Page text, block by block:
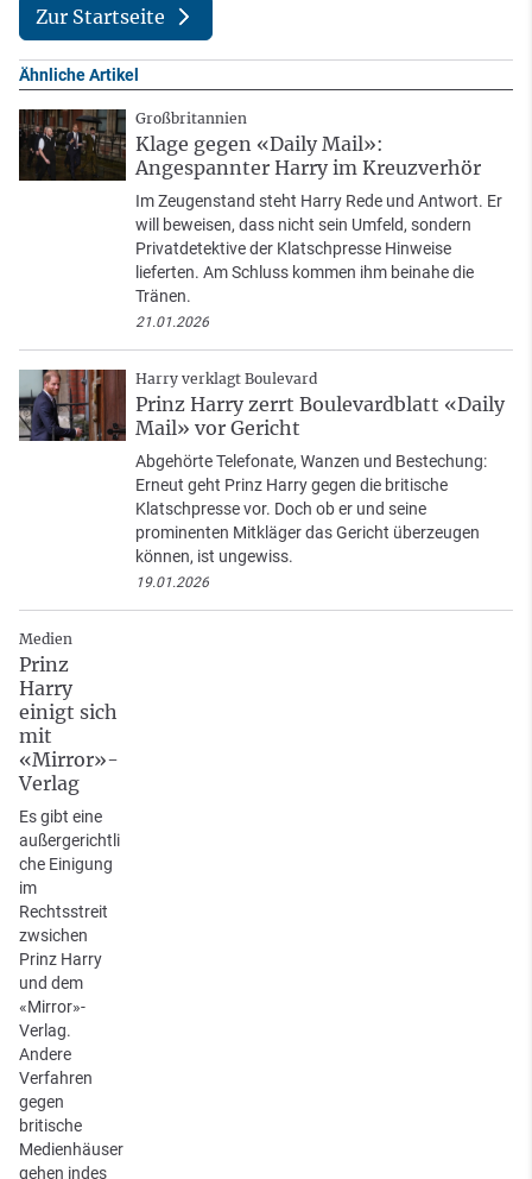
Zur Startseite
Ähnliche Artikel
Großbritannien
Klage gegen «Daily Mail»:
Angespannter Harry im Kreuzverhör
Im Zeugenstand steht Harry Rede und Antwort. Er
will beweisen, dass nicht sein Umfeld, sondern
Privatdetektive der Klatschpresse Hinweise
lieferten. Am Schluss kommen ihm beinahe die
Tränen.
21.01.2026
Harry verklagt Boulevard
Prinz Harry zerrt Boulevardblatt «Daily
Mail» vor Gericht
Abgehörte Telefonate, Wanzen und Bestechung:
Erneut geht Prinz Harry gegen die britische
Klatschpresse vor. Doch ob er und seine
prominenten Mitkläger das Gericht überzeugen
können, ist ungewiss.
19.01.2026
Medien
Prinz
Harry
einigt sich
mit
«Mirror»-
Verlag
Es gibt eine
außergerichtli
che Einigung
im
Rechtsstreit
zwsichen
Prinz Harry
und dem
«Mirror»-
Verlag.
Andere
Verfahren
gegen
britische
Medienhäuser
gehen indes